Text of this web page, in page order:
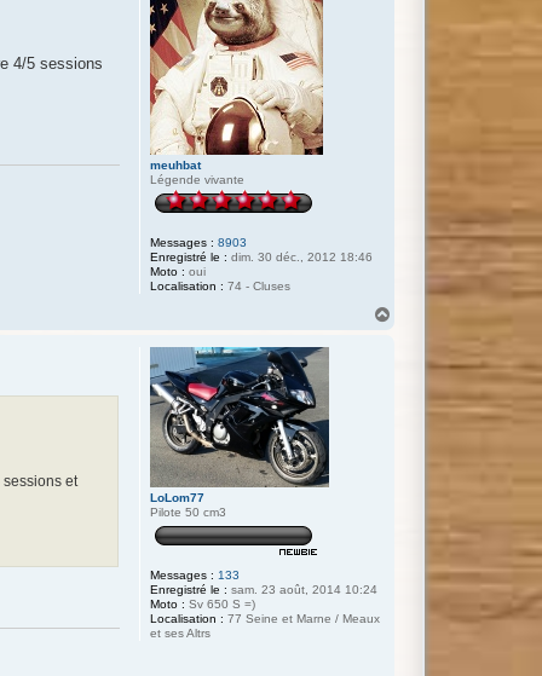
meuhbat
Légende vivante
Messages : 8903
Enregistré le : dim. 30 déc., 2012 18:46
Moto : oui
Localisation : 74 - Cluses
4/5 sessions
LoLom77
Pilote 50 cm3
Messages : 133
Enregistré le : sam. 23 août, 2014 10:24
Moto : Sv 650 S =)
Localisation : 77 Seine et Marne / Meaux
et ses Altrs
sessions et